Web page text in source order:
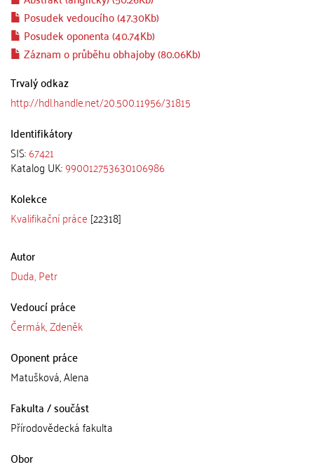
Posudek vedoucího (47.30Kb)
Posudek oponenta (40.74Kb)
Záznam o průběhu obhajoby (80.06Kb)
Trvalý odkaz
http://hdl.handle.net/20.500.11956/31815
Identifikátory
SIS:67421
Katalog UK:990012753630106986
Kolekce
Kvalifikační práce [22318]
Autor
Duda, Petr
Vedoucí práce
Čermák, Zdeněk
Oponent práce
Matušková, Alena
Fakulta / součást
Přírodovědecká fakulta
Obor